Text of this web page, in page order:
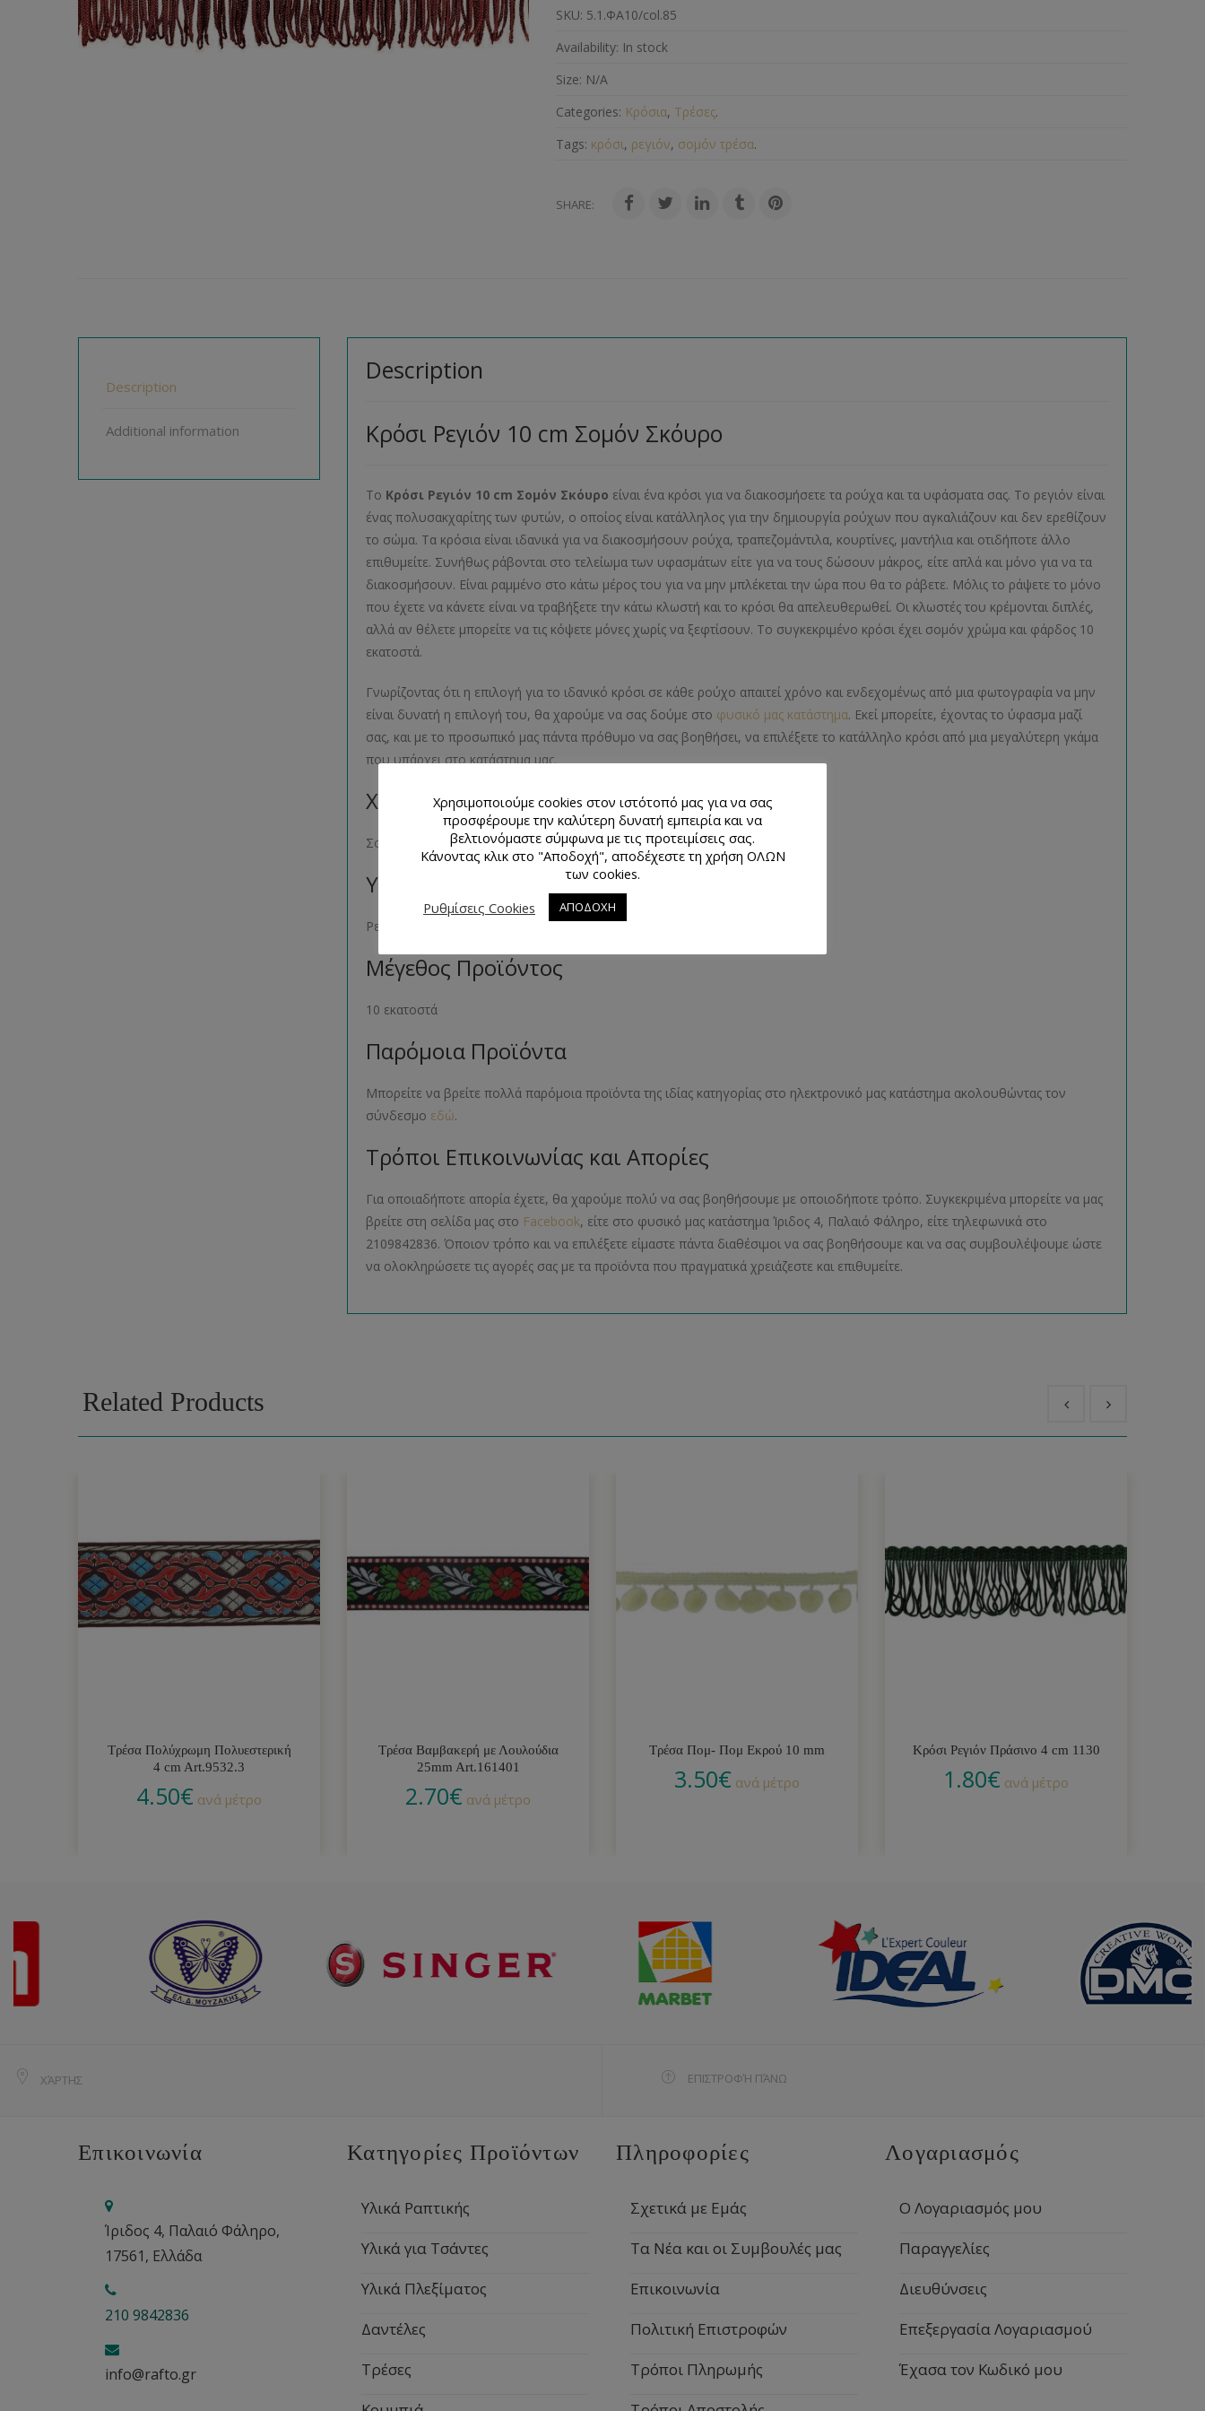
SKU: 5.1.ΦΑ10/col.85
Availability: In stock
Size: N/A
Categories: Κρόσια, Τρέσες.
Tags: κρόσι, ρεγιόν, σομόν τρέσα.
SHARE:
Description
Additional information
Description
Κρόσι Ρεγιόν 10 cm Σομόν Σκόυρο
Το Κρόσι Ρεγιόν 10 cm Σομόν Σκόυρο είναι ένα κρόσι για να διακοσμήσετε τα ρούχα και τα υφάσματα σας. Το ρεγιόν είναι
ένας πολυσακχαρίτης των φυτών, ο οποίος είναι κατάλληλος για την δημιουργία ρούχων που αγκαλιάζουν και δεν ερεθίζουν
το σώμα. Τα κρόσια είναι ιδανικά για να διακοσμήσουν ρούχα, τραπεζομάντιλα, κουρτίνες, μαντήλια και οτιδήποτε άλλο
επιθυμείτε. Συνήθως ράβονται στο τελείωμα των υφασμάτων είτε για να τους δώσουν μάκρος, είτε απλά και μόνο για να τα
διακοσμήσουν. Είναι ραμμένο στο κάτω μέρος του για να μην μπλέκεται την ώρα που θα το ράβετε. Μόλις το ράψετε το μόνο
που έχετε να κάνετε είναι να τραβήξετε την κάτω κλωστή και το κρόσι θα απελευθερωθεί. Οι κλωστές του κρέμονται διπλές,
αλλά αν θέλετε μπορείτε να τις κόψετε μόνες χωρίς να ξεφτίσουν. Το συγκεκριμένο κρόσι έχει σομόν χρώμα και φάρδος 10
εκατοστά.
Γνωρίζοντας ότι η επιλογή για το ιδανικό κρόσι σε κάθε ρούχο απαιτεί χρόνο και ενδεχομένως από μια φωτογραφία να μην
είναι δυνατή η επιλογή του, θα χαρούμε να σας δούμε στο φυσικό μας κατάστημα. Εκεί μπορείτε, έχοντας το ύφασμα μαζί
σας, και με το προσωπικό μας πάντα πρόθυμο να σας βοηθήσει, να επιλέξετε το κατάλληλο κρόσι από μια μεγαλύτερη γκάμα
που υπάρχει στο κατάστημα μας.
Χρώμα Προϊόντος
Σομόν
Υλικό Προϊόντος
Ρεγιόν
Μέγεθος Προϊόντος
10 εκατοστά
Παρόμοια Προϊόντα
Μπορείτε να βρείτε πολλά παρόμοια προϊόντα της ιδίας κατηγορίας στο ηλεκτρονικό μας κατάστημα ακολουθώντας τον
σύνδεσμο εδώ.
Τρόποι Επικοινωνίας και Απορίες
Για οποιαδήποτε απορία έχετε, θα χαρούμε πολύ να σας βοηθήσουμε με οποιοδήποτε τρόπο. Συγκεκριμένα μπορείτε να μας
βρείτε στη σελίδα μας στο Facebook, είτε στο φυσικό μας κατάστημα Ίριδος 4, Παλαιό Φάληρο, είτε τηλεφωνικά στο
2109842836. Όποιον τρόπο και να επιλέξετε είμαστε πάντα διαθέσιμοι να σας βοηθήσουμε και να σας συμβουλέψουμε ώστε
να ολοκληρώσετε τις αγορές σας με τα προϊόντα που πραγματικά χρειάζεστε και επιθυμείτε.
Related Products
Τρέσα Πολύχρωμη Πολυεστερική
4 cm Art.9532.3
4.50€ ανά μέτρο
Τρέσα Βαμβακερή με Λουλούδια
25mm Art.161401
2.70€ ανά μέτρο
Τρέσα Πομ- Πομ Εκρού 10 mm
3.50€ ανά μέτρο
Κρόσι Ρεγιόν Πράσινο 4 cm 1130
1.80€ ανά μέτρο
ΧΆΡΤΗΣ ΕΠΙΣΤΡΟΦΉ ΠΆΝΩ
Επικοινωνία
Ίριδος 4, Παλαιό Φάληρο,
17561, Ελλάδα
210 9842836
info@rafto.gr
Κατηγορίες Προϊόντων
Υλικά Ραπτικής
Υλικά για Τσάντες
Υλικά Πλεξίματος
Δαντέλες
Τρέσες
Πληροφορίες
Σχετικά με Εμάς
Τα Νέα και οι Συμβουλές μας
Επικοινωνία
Πολιτική Επιστροφών
Τρόποι Πληρωμής
Λογαριασμός
Ο Λογαριασμός μου
Παραγγελίες
Διευθύνσεις
Επεξεργασία Λογαριασμού
Έχασα τον Κωδικό μου
Χρησιμοποιούμε cookies στον ιστότοπό μας για να σας
προσφέρουμε την καλύτερη δυνατή εμπειρία και να
βελτιονόμαστε σύμφωνα με τις προτειμίσεις σας.
Κάνοντας κλικ στο "Αποδοχή", αποδέχεστε τη χρήση ΟΛΩΝ
των cookies.
Ρυθμίσεις Cookies
ΑΠΟΔΟΧΗ